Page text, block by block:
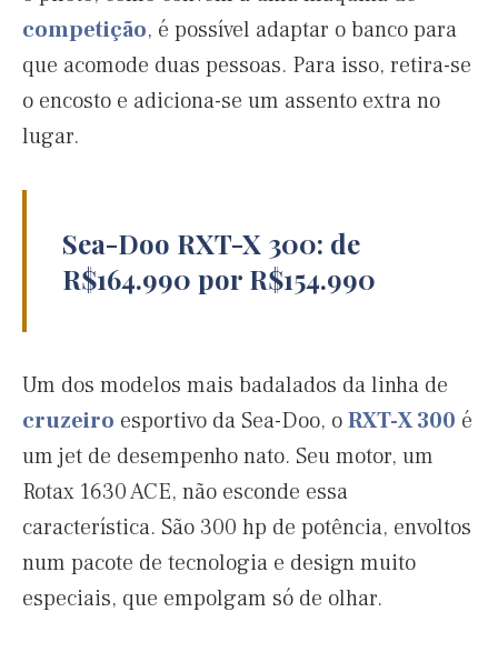
competição, é possível adaptar o banco para
que acomode duas pessoas. Para isso, retira-se
o encosto e adiciona-se um assento extra no
lugar.
Sea-Doo RXT-X 300: de
R$164.990 por R$154.990
Um dos modelos mais badalados da linha de
cruzeiro esportivo da Sea-Doo, oRXT-X 300 é
um jet de desempenho nato. Seu motor, um
Rotax 1630 ACE, não esconde essa
característica. São 300 hp de potência, envoltos
num pacote de tecnologia e design muito
especiais, que empolgam só de olhar.